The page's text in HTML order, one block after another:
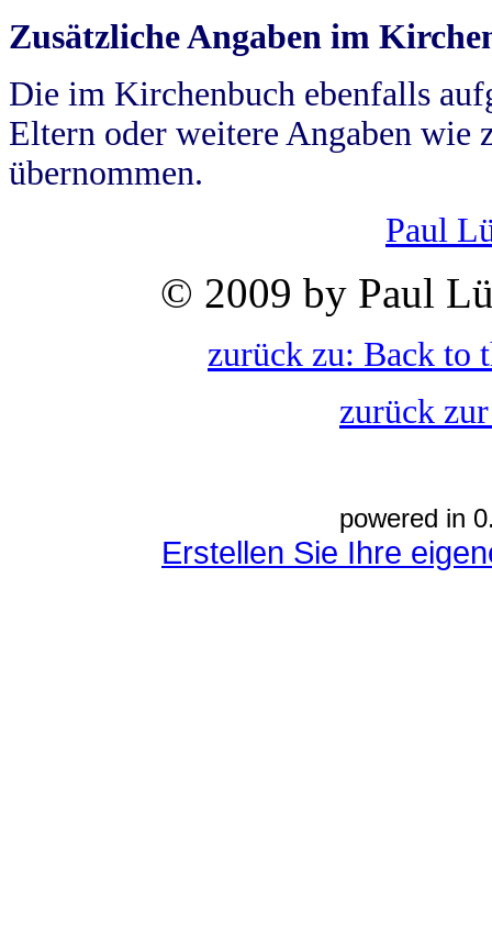
Zusätzliche Angaben im
Die im Kirchenbuch ebenfalls
Eltern oder weitere Angaben wie
übernommen.
Paul
© 2009 by Paul
zurück zu: Back to
zurück
powered in
Erstellen Sie Ihre